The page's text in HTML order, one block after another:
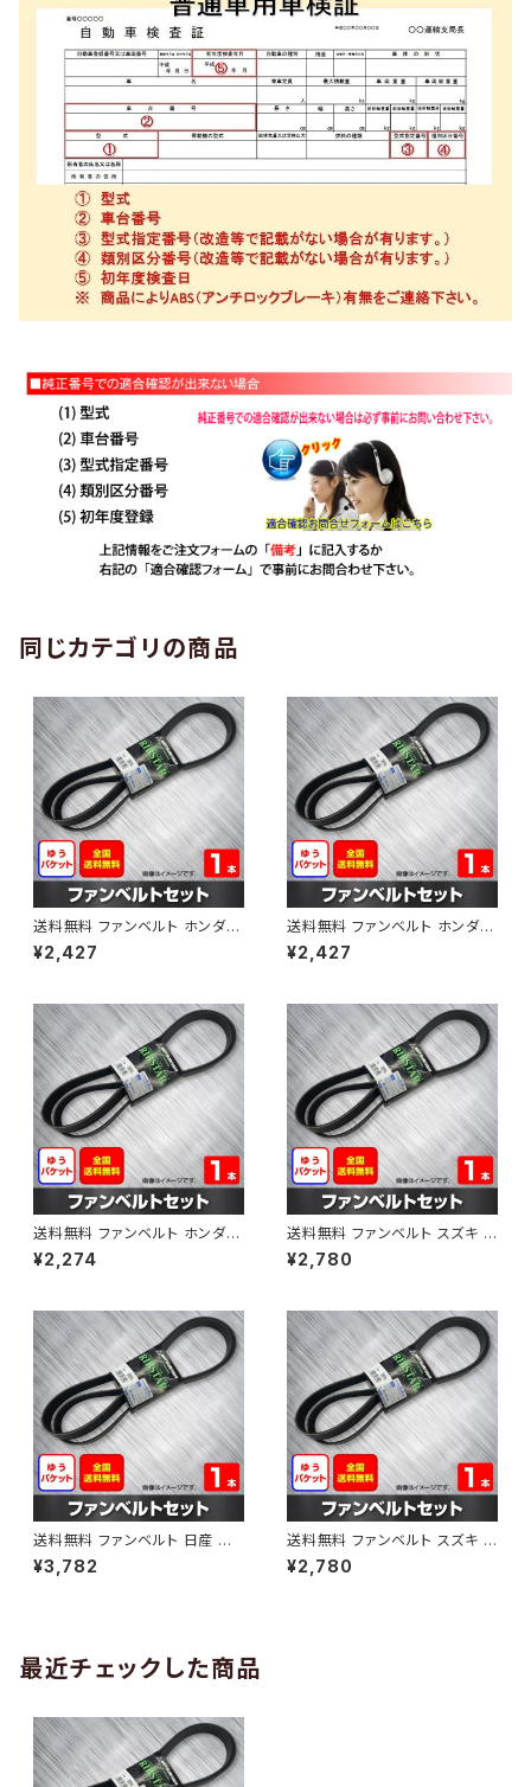
同じカテゴリの商品
送料無料 ファンベルト ホンダ
ゼスト 型式JE1 H18.03～H24.
11 （国内トップメーカー） 1本 H
¥2,427
送料無料 ファンベルト ホンダ ラ
イフ 型式JB6 H15.09～H20.1
1 （国内トップメーカー） 1本 HA
¥2,427
送料無料 ファンベルト ホンダ フ
ィット 型式GE6 H19.10～H25.
09 （国内トップメーカー） 1本 H
¥2,274
送料無料 ファンベルト スズキ ス
ペーシア 型式MK32S H25.03
～H30.02 （国内トップメーカ
¥2,780
送料無料 ファンベルト 日産 キ
ューブ 型式Z12 H20.11～H24.
10 （国内トップメーカー） 1本 H
¥3,782
送料無料 ファンベルト スズキ ワ
ゴンR 型式MH34S H24.09～
H29.02 （国内トップメーカー）
¥2,780
最近チェックした商品